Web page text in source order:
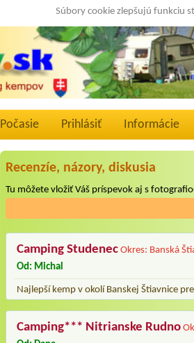
Súbory cookie zlepšujú funkciu
Počasie Prihlásiť Informácie
Recenzíe, názory, diskusia
Tu môžete vložiť Váš príspevok aj s
Camping Studenec Okres: Banská
Od: Michal
Najlepší kemp v okolí Banskej Štiavnice
Camping*** Nitrianske Rudno